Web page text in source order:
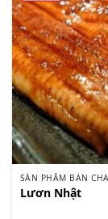
SẢN PHẨM BÁN
Lươn Nhật